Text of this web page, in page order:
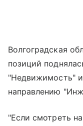
Волгоградская
позиций
"Недвижимость"
направлению
"Если смотреть